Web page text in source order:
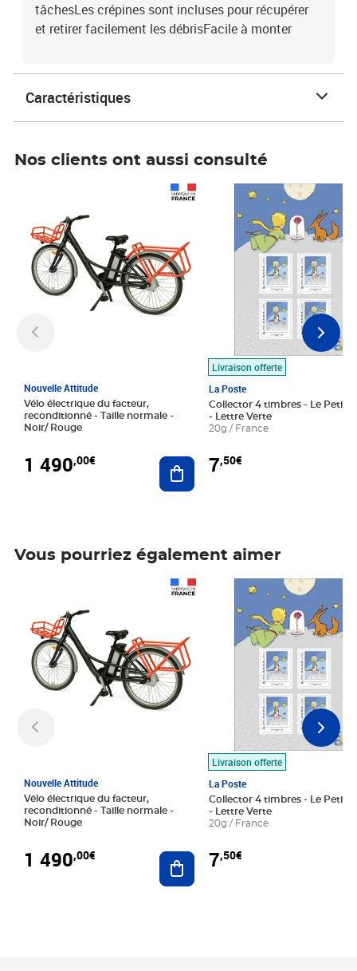
tâchesLes crépines sont incluses pour récupérer
et retirer facilement les débrisFacile à monter
Caractéristiques
Nos clients ont aussi consulté
Nouvelle Attitude
Vélo électrique du facteur,
reconditionné - Taille normale -
Noir/ Rouge
1 490,00€ Ajouter au panier
Livraison offerte
La Poste
Collector 4 timbres - Le Petit
- Lettre Verte
20g / France
7,50€
Prix 7,50€
Vous pourriez également aimer
Nouvelle Attitude
Vélo électrique du facteur,
reconditionné - Taille normale -
Noir/ Rouge
1 490,00€ Ajouter au panier
Livraison offerte
La Poste
Collector 4 timbres - Le Petit
- Lettre Verte
20g / France
7,50€
Prix 7,50€